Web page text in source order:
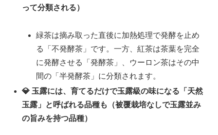
って分類される）
緑茶は摘み取った直後に加熱処理で発酵を止め
る「不発酵茶」です。一方、紅茶は茶葉を完全
に発酵させる「発酵茶」、ウーロン茶はその中
間の「半発酵茶」に分類されます。
💎 玉露には、育てるだけで玉露級の味になる「天然
玉露」と呼ばれる品種も（被覆栽培なしで玉露並み
の旨みを持つ品種）